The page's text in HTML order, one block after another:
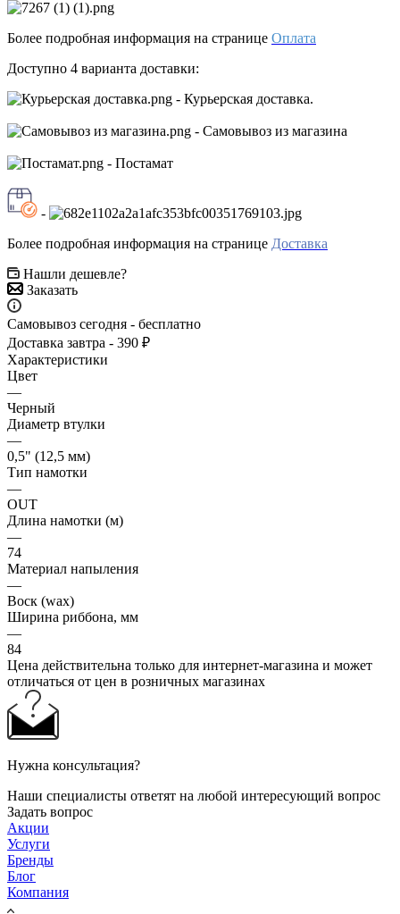
Более подробная информация на странице Оплата
Доступно 4 варианта доставки:
- Курьерская доставка.
- Самовывоз из магазина
- Постамат
-
Более подробная информация на странице Доставка
Нашли дешевле?
Заказать
Самовывоз сегодня - бесплатно
Доставка завтра - 390 ₽
Характеристики
Цвет
—
Черный
Диаметр втулки
—
0,5" (12,5 мм)
Тип намотки
—
OUT
Длина намотки (м)
—
74
Материал напыления
—
Воск (wax)
Ширина риббона, мм
—
84
Цена действительна только для интернет-магазина и может
отличаться от цен в розничных магазинах
Нужна консультация?
Наши специалисты ответят на любой интересующий вопрос
Задать вопрос
Акции
Услуги
Бренды
Блог
Компания